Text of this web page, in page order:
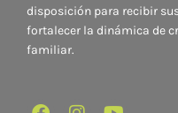
disposición para recibir
fortalecer la dinámica de
familiar.